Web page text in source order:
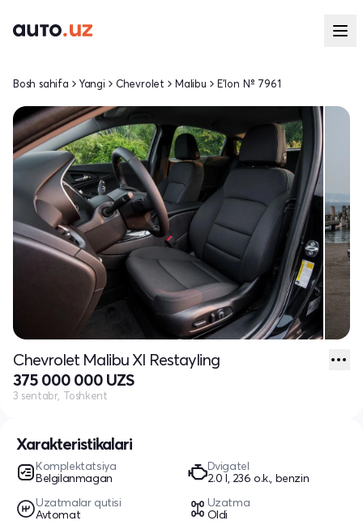
Xarakteristikalari
Komplektatsiya
Belgilanmagan
Dvigatel
2.0 l, 236 o.k., benzin
Uzatmalar qutisi
Avtomat
Uzatma
Oldi
Bosh sahifa Yangi Chevrolet Malibu E'lon № 7961
Chevrolet Malibu XI Restayling
375 000 000 UZS
3 sentabr, Toshkent